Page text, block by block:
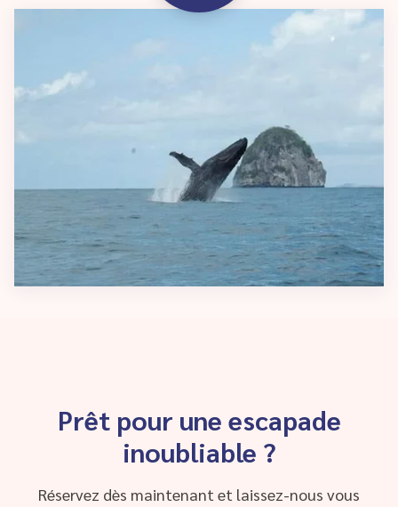
Prêt pour une escapade
inoubliable ?
Réservez dès maintenant et laissez-nous vous